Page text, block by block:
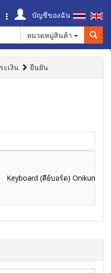
บัญชีของฉัน
หมวดหมู่สินค้า
ะเงิน ยืนยัน
Keyboard (คีย์บอร์ด) Onikuma